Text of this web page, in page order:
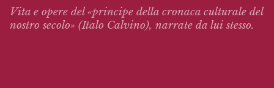
Vita e opere del «principe della cronaca culturale del
nostro secolo» (Italo Calvino), narrate da lui stesso.